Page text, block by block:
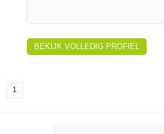
BEKIJK VOLLEDIG PROFIEL
1